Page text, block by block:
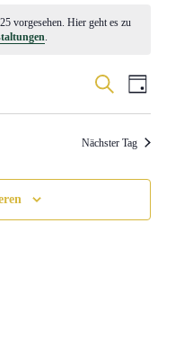
vorgesehen. Hier geht es zu
Suche
Tag
Nächster Tag